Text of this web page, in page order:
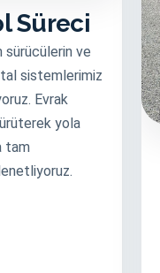
Süreci
sürücülerin ve
sistemlerimiz
Evrak
yola
tam